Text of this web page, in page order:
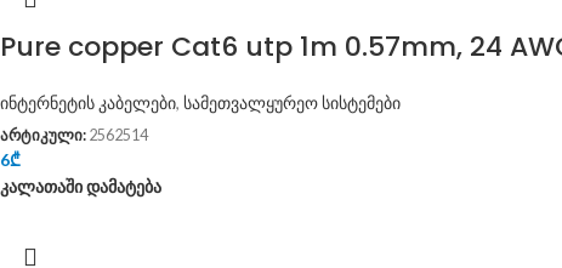
Pure copper Cat6 utp 1m 0.57mm, 24
ინტერნეტის კაბელები, სამეთვალყურეო სისტემები
არტიკული: 2562514
6₾
კალათაში დამატება